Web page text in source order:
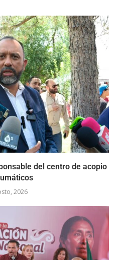
del centro de acopio
2026